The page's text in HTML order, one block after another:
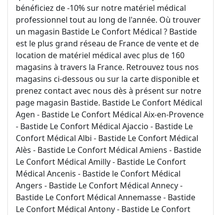
bénéficiez de -10% sur notre matériel médical
professionnel tout au long de l'année. Où trouver
un magasin Bastide Le Confort Médical ? Bastide
est le plus grand réseau de France de vente et de
location de matériel médical avec plus de 160
magasins à travers la France. Retrouvez tous nos
magasins ci-dessous ou sur la carte disponible et
prenez contact avec nous dès à présent sur notre
page magasin Bastide. Bastide Le Confort Médical
Agen - Bastide Le Confort Médical Aix-en-Provence
- Bastide Le Confort Médical Ajaccio - Bastide Le
Confort Médical Albi - Bastide Le Confort Médical
Alès - Bastide Le Confort Médical Amiens - Bastide
Le Confort Médical Amilly - Bastide Le Confort
Médical Ancenis - Bastide le Confort Médical
Angers - Bastide Le Confort Médical Annecy -
Bastide Le Confort Médical Annemasse - Bastide
Le Confort Médical Antony - Bastide Le Confort